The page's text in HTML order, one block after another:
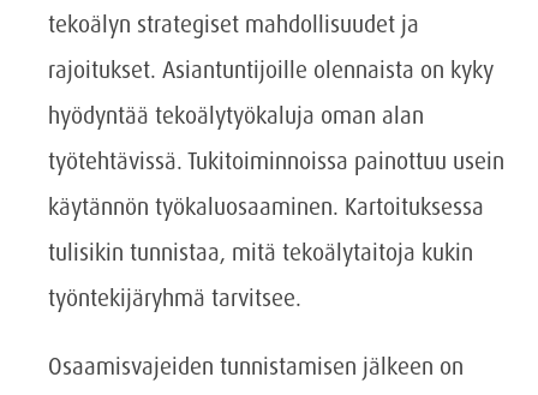
tekoälyn strategiset mahdollisuudet ja
rajoitukset. Asiantuntijoille olennaista on kyky
hyödyntää tekoälytyökaluja oman alan
työtehtävissä. Tukitoiminnoissa painottuu usein
käytännön työkaluosaaminen. Kartoituksessa
tulisikin tunnistaa, mitä tekoälytaitoja kukin
työntekijäryhmä tarvitsee.
Osaamisvajeiden tunnistamisen jälkeen on